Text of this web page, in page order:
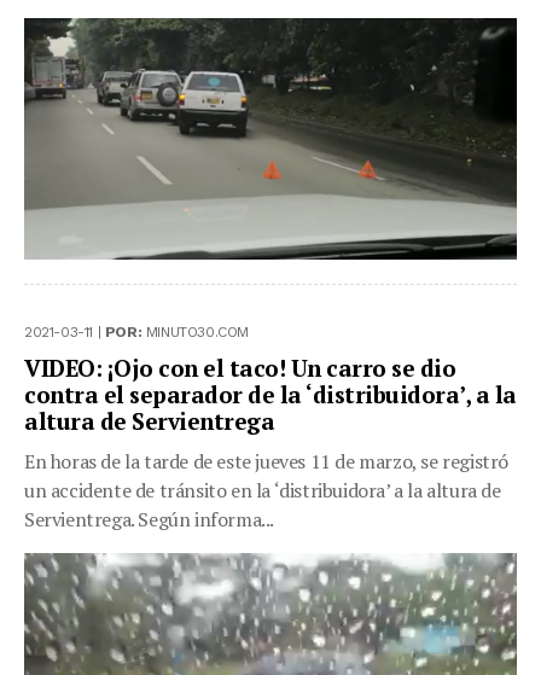
2021-03-11 | POR: MINUTO30.COM
VIDEO: ¡Ojo con el taco! Un carro se dio
contra el separador de la ‘distribuidora’, a la
altura de Servientrega
En horas de la tarde de este jueves 11 de marzo, se registró
un accidente de tránsito en la ‘distribuidora’ a la altura de
Servientrega. Según informa...